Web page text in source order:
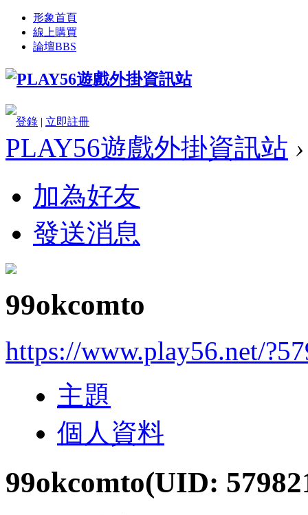
形象首頁
線上購買
論壇BBS
登錄 | 立即註冊
PLAY56遊戲外掛資訊站 ›
加為好友
發送消息
99okcomto
https://www.play56.net/
主題
個人資料
99okcomto(UID: